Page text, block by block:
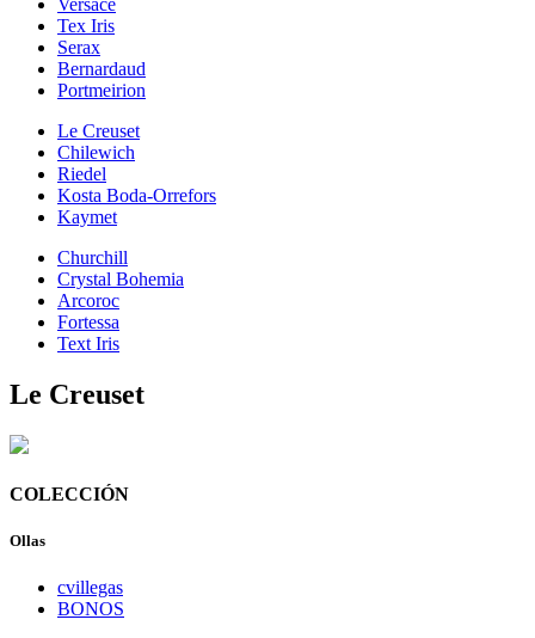
Tex Iris
Serax
Bernardaud
Portmeirion
Le Creuset
Chilewich
Riedel
Kosta Boda-Orrefors
Kaymet
Churchill
Crystal Bohemia
Arcoroc
Fortessa
Text Iris
Le Creuset
COLECCIÓN
Ollas
cvillegas
BONOS